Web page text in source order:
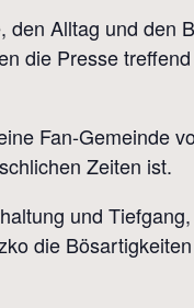
Alltag und
die Presse
Fan-Gemeinde
Zeiten ist.
und
die